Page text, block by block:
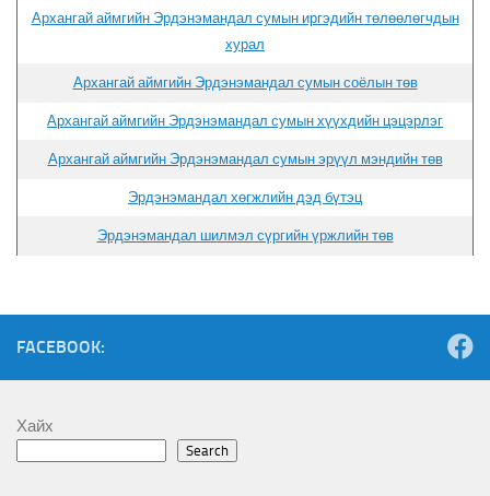
Архангай аймгийн Эрдэнэмандал сумын иргэдийн төлөөлөгчдын
хурал
Архангай аймгийн Эрдэнэмандал сумын соёлын төв
Архангай аймгийн Эрдэнэмандал сумын хүүхдийн цэцэрлэг
Архангай аймгийн Эрдэнэмандал сумын эрүүл мэндийн төв
Эрдэнэмандал хөгжлийн дэд бүтэц
Эрдэнэмандал шилмэл сүргийн үржлийн төв
FACEBOOK:
Хайх
Search